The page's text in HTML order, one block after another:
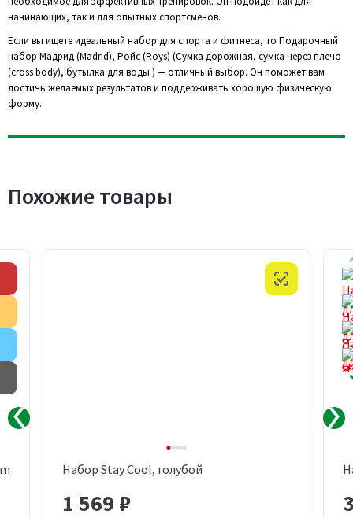
начинающих, так и для опытных спортсменов.
Если вы ищете идеальный набор для спорта и фитнеса, то Подарочный
набор Мадрид (Madrid), Ройс (Roys) (Сумка дорожная, сумка через плечо
(cross body), бутылка для воды ) — отличный выбор. Он поможет вам
достичь желаемых результатов и поддерживать хорошую физическую
форму.
Похожие товары
Честный
Набор Stay Cool, голубой
1 569 ₽